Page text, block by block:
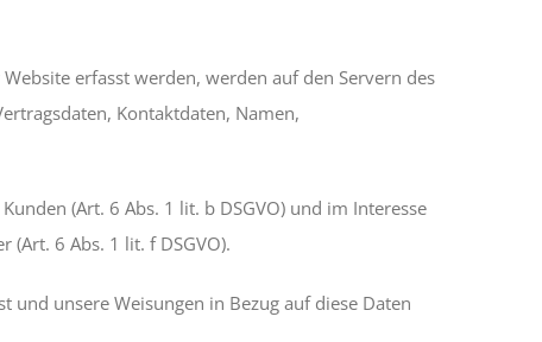
erfasst werden, werden auf den Servern des
Kontaktdaten, Namen,
(Art. 6 Abs. 1 lit. b DSGVO) und im Interesse
6 Abs. 1 lit. f DSGVO).
unsere Weisungen in Bezug auf diese Daten